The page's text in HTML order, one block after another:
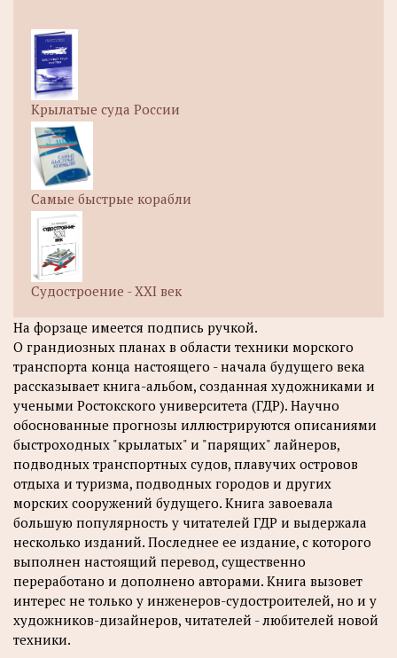
Крылатые суда России
Самые быстрые корабли
Судостроение - ХХI век
На форзаце имеется подпись ручкой.
О грандиозных планах в области техники морского
транспорта конца настоящего - начала будущего века
рассказывает книга-альбом, созданная художниками и
учеными Ростокского университета (ГДР). Научно
обоснованные прогнозы иллюстрируются описаниями
быстроходных "крылатых" и "парящих" лайнеров,
подводных транспортных судов, плавучих островов
отдыха и туризма, подводных городов и других
морских сооружений будущего. Книга завоевала
большую популярность у читателей ГДР и выдержала
несколько изданий. Последнее ее издание, с которого
выполнен настоящий перевод, существенно
переработано и дополнено авторами. Книга вызовет
интерес не только у инженеров-судостроителей, но и у
художников-дизайнеров, читателей - любителей новой
техники.